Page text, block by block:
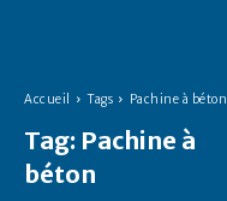
Accueil Tags Pachine à béton
Tag: Pachine à
béton